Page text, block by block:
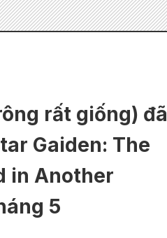
rất giống) đã
Gaiden: The
in Another
5